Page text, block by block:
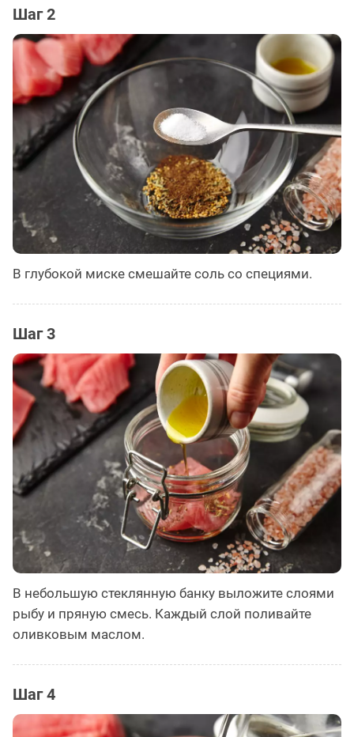
Шаг 2
В глубокой миске смешайте соль со специями.
Шаг 3
В небольшую стеклянную банку выложите слоями
рыбу и пряную смесь. Каждый слой поливайте
оливковым маслом.
Шаг 4